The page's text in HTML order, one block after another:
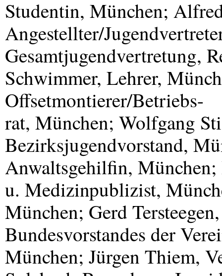
Studentin, München;
Angestellter/
Gesamtjugendvertretung,
Schwimmer, Lehrer,
Offsetmontierer/Betriebs-
rat, München; Wolfgang
Bezirksjugendvorstand,
Anwaltsgehilfin, München;
u. Medizinpublizist,
München; Gerd
Bundesvorstandes der
München; Jürgen Thiem,